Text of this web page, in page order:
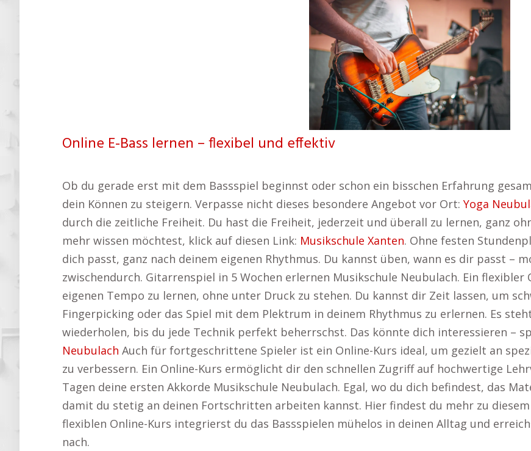
Online E-Bass lernen – flexibel und effektiv
Ob du gerade erst mit dem Bassspiel beginnst oder schon ein bisschen Erfahrung
dein Können zu steigern. Verpasse nicht dieses besondere Angebot vor Ort: Yoga
durch die zeitliche Freiheit. Du hast die Freiheit, jederzeit und überall zu lernen, ganz
mehr wissen möchtest, klick auf diesen Link: Musikschule Xanten. Ohne festen
dich passt, ganz nach deinem eigenen Rhythmus. Du kannst üben, wann es dir passt –
zwischendurch. Gitarrenspiel in 5 Wochen erlernen Musikschule Neubulach. Ein
eigenen Tempo zu lernen, ohne unter Druck zu stehen. Du kannst dir Zeit lassen, um
Fingerpicking oder das Spiel mit dem Plektrum in deinem Rhythmus zu erlernen. Es
wiederholen, bis du jede Technik perfekt beherrschst. Das könnte dich interessieren –
Neubulach Auch für fortgeschrittene Spieler ist ein Online-Kurs ideal, um gezielt an
zu verbessern. Ein Online-Kurs ermöglicht dir den schnellen Zugriff auf hochwertige
Tagen deine ersten Akkorde Musikschule Neubulach. Egal, wo du dich befindest, das
damit du stetig an deinen Fortschritten arbeiten kannst. Hier findest du mehr zu diesem
flexiblen Online-Kurs integrierst du das Bassspielen mühelos in deinen Alltag und
nach.